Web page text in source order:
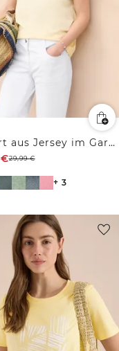
T-Shirt aus Jersey im Garment Dye Look
€29,99€
+ 3